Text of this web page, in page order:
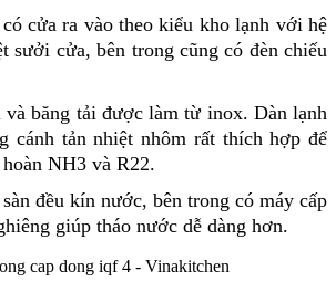
cửa ra vào theo kiểu kho lạnh với hệ
sưởi cửa, bên trong cũng có đèn chiếu
băng tải được làm từ inox. Dàn lạnh
cánh tản nhiệt nhôm rất thích hợp để
NH3 và R22.
đều kín nước, bên trong có máy cấp
giúp tháo nước dễ dàng hơn.